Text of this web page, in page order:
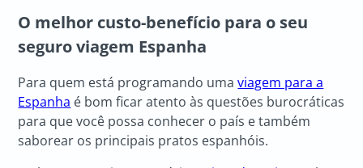
O melhor custo-benefício para o seu
seguro viagem Espanha
Para quem está programando umaviagem para a
Espanha é bom ficar atento às questões burocráticas
para que você possa conhecer o país e também
saborear os principais pratos espanhóis.